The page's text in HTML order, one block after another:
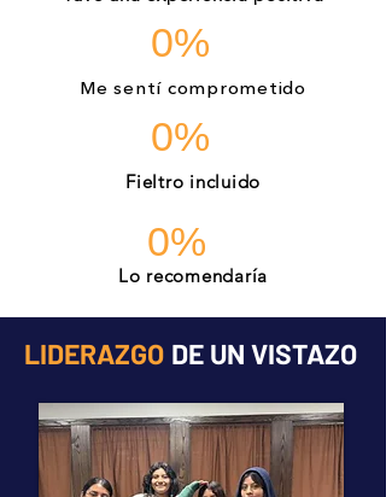
0%
Me sentí comprometido
0%
Fieltro incluido
0%
Lo recomendaría
LIDERAZGO DE UN VISTAZO